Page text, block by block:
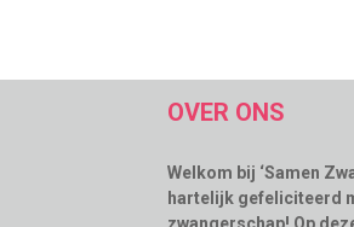
OVER ONS
Welkom bij ‘Samen
hartelijk gefeliciteerd